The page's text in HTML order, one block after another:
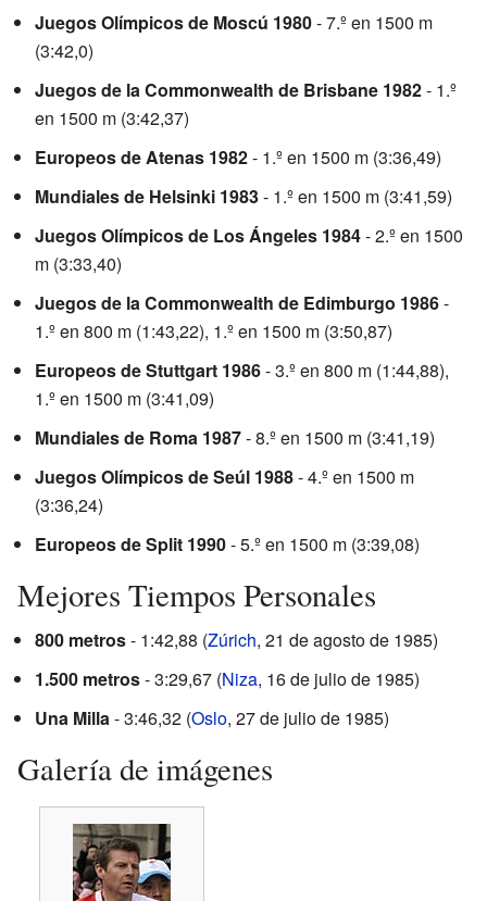
Juegos Olímpicos de Moscú 1980- 7.º en 1500 m
(3:42,0)
Juegos de la Commonwealth de Brisbane 1982- 1.º
en 1500 m (3:42,37)
Europeos de Atenas 1982- 1.º en 1500 m (3:36,49)
Mundiales de Helsinki 1983- 1.º en 1500 m (3:41,59)
Juegos Olímpicos de Los Ángeles 1984- 2.º en 1500
m (3:33,40)
Juegos de la Commonwealth de Edimburgo 1986-
1.º en 800 m (1:43,22), 1.º en 1500 m (3:50,87)
Europeos de Stuttgart 1986- 3.º en 800 m (1:44,88),
1.º en 1500 m (3:41,09)
Mundiales de Roma 1987- 8.º en 1500 m (3:41,19)
Juegos Olímpicos de Seúl 1988- 4.º en 1500 m
(3:36,24)
Europeos de Split 1990- 5.º en 1500 m (3:39,08)
Mejores Tiempos Personales
800 metros- 1:42,88 (Zúrich, 21 de agosto de 1985)
1.500 metros- 3:29,67 (Niza, 16 de julio de 1985)
Una Milla- 3:46,32 (Oslo, 27 de julio de 1985)
Galería de imágenes